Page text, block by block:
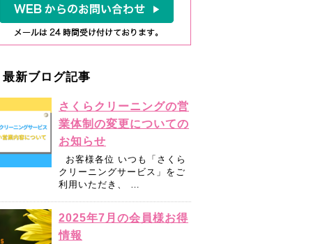
最新ブログ記事
さくらクリーニングの営
業体制の変更についての
お知らせ
お客様各位 いつも「さくら
クリーニングサービス」をご
利用いただき、 …
2025年7月の会員様お得
情報